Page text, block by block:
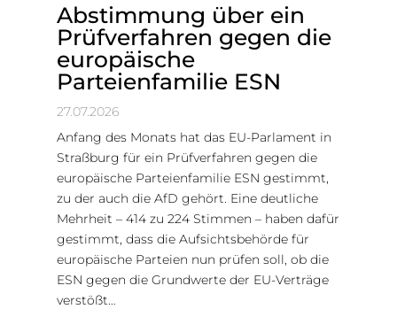
Abstimmung über ein
Prüfverfahren gegen die
europäische
Parteienfamilie ESN
27.07.2026
Anfang des Monats hat das EU-Parlament in
Straßburg für ein Prüfverfahren gegen die
europäische Parteienfamilie ESN gestimmt,
zu der auch die AfD gehört. Eine deutliche
Mehrheit – 414 zu 224 Stimmen – haben dafür
gestimmt, dass die Aufsichtsbehörde für
europäische Parteien nun prüfen soll, ob die
ESN gegen die Grundwerte der EU-Verträge
verstößt…